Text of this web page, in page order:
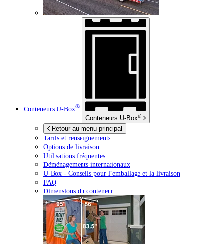
Conteneurs U-Box®
Conteneurs U-Box®
Retour au menu principal
Tarifs et renseignements
Options de livraison
Utilisations fréquentes
Déménagements internationaux
U-Box - Conseils pour l’emballage et la livraison
FAQ
Dimensions du conteneur